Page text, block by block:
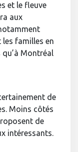
et le fleuve
aux
les familles en
Montréal
de
Moins côtés
de
intéressants.